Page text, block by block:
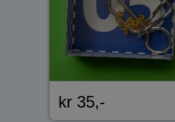
kr 35,-